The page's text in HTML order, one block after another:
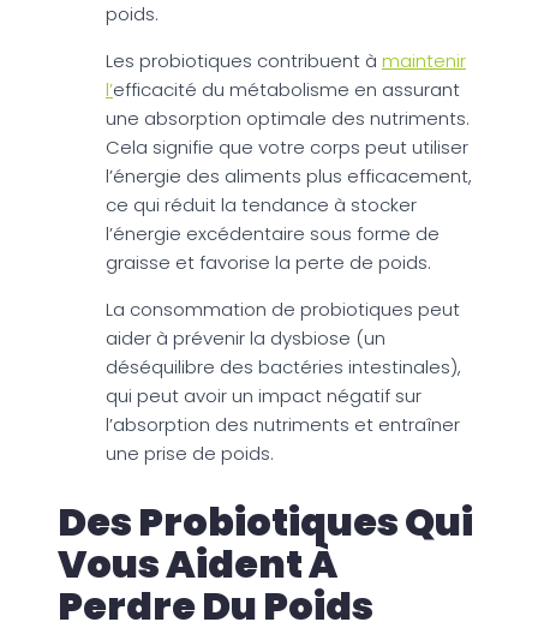
poids.
Les probiotiques contribuent à maintenir
l’efficacité du métabolisme en assurant
une absorption optimale des nutriments.
Cela signifie que votre corps peut utiliser
l’énergie des aliments plus efficacement,
ce qui réduit la tendance à stocker
l’énergie excédentaire sous forme de
graisse et favorise la perte de poids.
La consommation de probiotiques peut
aider à prévenir la dysbiose (un
déséquilibre des bactéries intestinales),
qui peut avoir un impact négatif sur
l’absorption des nutriments et entraîner
une prise de poids.
Des Probiotiques Qui
Vous Aident À
Perdre Du Poids